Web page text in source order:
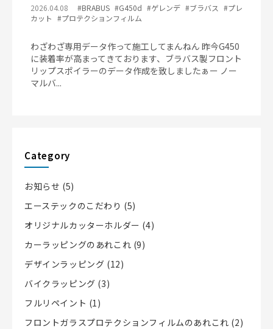
2026.04.08 #BRABUS #G450d #ゲレンデ #ブラバス #プレ
カット #プロテクションフィルム
わざわざ専用データ作って施工してまんねん 昨今G450
に装着率が高まってきております、ブラバス製フロント
リップスポイラーのデータ作成を致しましたぁー ノー
マルバ...
Category
お知らせ (5)
エーステックのこだわり (5)
オリジナルカッターホルダー (4)
カーラッピングのあれこれ (9)
デザインラッピング (12)
バイクラッピング (3)
フルリペイント (1)
フロントガラスプロテクションフィルムのあれこれ (2)